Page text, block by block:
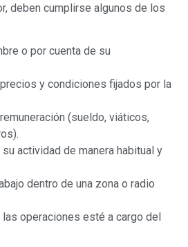
deben cumplirse algunos de los
o por cuenta de su
y condiciones fijados por la
(sueldo, viáticos,
actividad de manera habitual y
dentro de una zona o radio
operaciones esté a cargo del